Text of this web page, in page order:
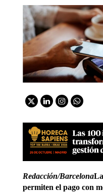
Redacción/Barcelona
permiten el pago con